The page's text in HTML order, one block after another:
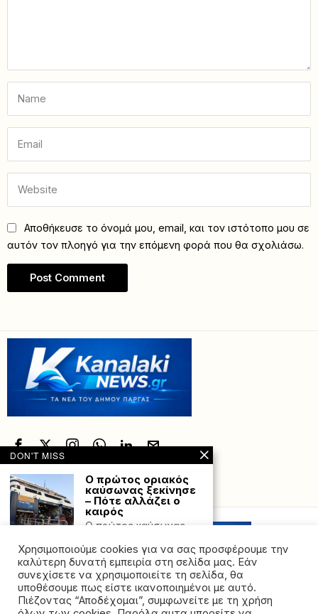
Αποθήκευσε το όνομά μου, email, και τον ιστότοπο μου σε
αυτόν τον πλοηγό για την επόμενη φορά που θα σχολιάσω.
Powered with by Hostville”)
Χρησιμοποιούμε cookies για να σας προσφέρουμε την
καλύτερη δυνατή εμπειρία στη σελίδα μας. Εάν
συνεχίσετε να χρησιμοποιείτε τη σελίδα, θα
υποθέσουμε πως είστε ικανοποιημένοι με αυτό.
Πιέζοντας “Αποδέχομαι”, συμφωνείτε με τη χρήση
DON'T MISS
Ο πρώτος οριακός
καύσωνας ξεκίνησε
– Πότε αλλάζει ο
καιρός
Ο πρώτος καύσωνας
ξεκινάει σήμερα. Άνοδος
της θερμοκρασίας
Συνεχίζεται η πύρινη
λαίλαπα στη Νότια
Κορέα – Στους 26